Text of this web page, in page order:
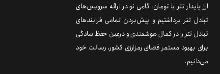
ارز پایدار تتر با تومان، گامی نو در ارائه سرویس‌های
تبادل تتر برداشتیم و پیش‌بردن تمامی فرایندهای
تبادل تتر را در کمال هوشمندی و درعین حفظ سادگی
برای بهبود مستمر فضای رمزارزی کشور، رسالت خود
می‌دانیم.